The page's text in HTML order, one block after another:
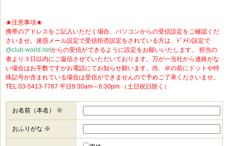
★注意事項★
携帯のアドレスをご記入いただく場合、パソコンからの受信設定をご確認くだ
さいませ。迷惑メール設定で受信拒否設定をされている方は、ﾄﾞﾒｲﾝ設定で
@club-world.netからの受信ができるように設定をお願いいたします。 担当の
者より３日以内にご返信させていただいております。万が一当社から連絡がな
い場合はお手数ですがお電話にてお知らせ願います。尚、＠の前にドットや特
殊記号が含まれている場合は受信ができませんので予めご了承くださいませ。
TEL.03-5413-7787 平日9:30am～6:30pm （土日祝日除く）
お名前（本名） ※
おふりがな ※